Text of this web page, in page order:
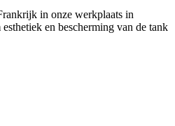
in onze werkplaats in
en bescherming van de tank